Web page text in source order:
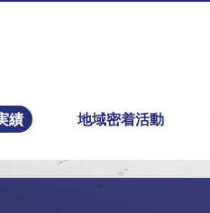
績 地域密着活動